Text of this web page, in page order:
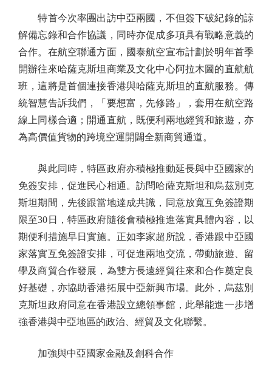
特首今次率團出訪中亞兩國，不但簽下破紀錄的諒
解備忘錄和合作協議，同時亦促成多項具有戰略意義的
合作。在航空聯通方面，國泰航空宣布計劃於明年首季
開辦往來哈薩克斯坦商業及文化中心阿拉木圖的直航航
班，這將是首個連接香港與哈薩克斯坦的直航服務。傳
統智慧告訴我們，「要想富，先修路」，套用在航空路
線上同樣合適；開通直航，既便利兩地經貿和旅遊，亦
為高價值貨物的跨境空運開闢全新商貿通道。
與此同時，特區政府亦積極推動延長與中亞國家的
免簽安排，促進民心相通。訪問哈薩克斯坦和烏茲別克
斯坦期間，先後跟當地達成共識，同意放寬互免簽證期
限至30日，特區政府隨後會積極推進落實具體內容，以
期便利措施早日實施。正如李家超所說，香港跟中亞國
家落實互免簽證安排，可促進兩地交流，帶動旅遊、留
學及商貿合作發展，為雙方長遠經貿往來和合作奠定良
好基礎，亦協助香港拓展中亞新興市場。此外，烏茲別
克斯坦政府同意在香港設立總領事館，此舉能進一步增
強香港與中亞地區的政治、經貿及文化聯繫。
加強與中亞國家金融及創科合作